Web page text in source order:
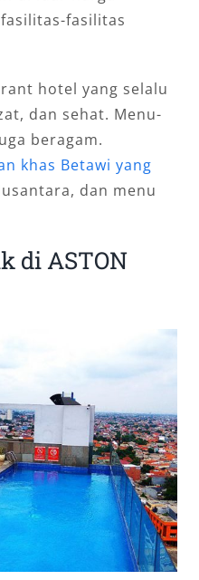
fasilitas
hotel yang selalu
dan sehat. Menu-
beragam.
khas Betawi yang
dan menu
di ASTON